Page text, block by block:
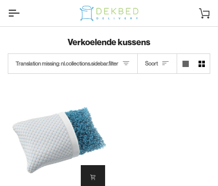
naar
Verkoelende kussens
Translation missing: nl.collections.sidebar.filter Soort
Soort